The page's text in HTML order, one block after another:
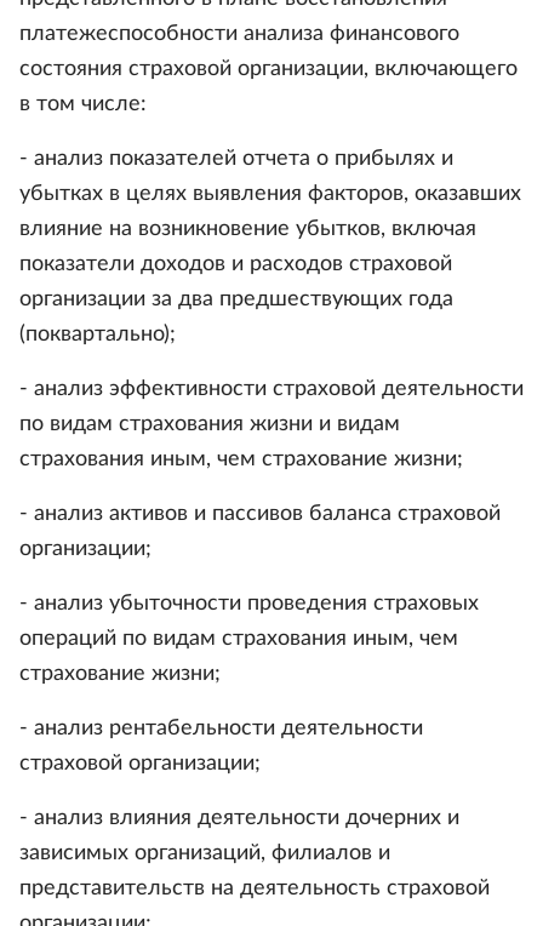
платежеспособности анализа финансового
состояния страховой организации, включающего
в том числе:
- анализ показателей отчета о прибылях и
убытках в целях выявления факторов, оказавших
влияние на возникновение убытков, включая
показатели доходов и расходов страховой
организации за два предшествующих года
(поквартально);
- анализ эффективности страховой деятельности
по видам страхования жизни и видам
страхования иным, чем страхование жизни;
- анализ активов и пассивов баланса страховой
организации;
- анализ убыточности проведения страховых
операций по видам страхования иным, чем
страхование жизни;
- анализ рентабельности деятельности
страховой организации;
- анализ влияния деятельности дочерних и
зависимых организаций, филиалов и
представительств на деятельность страховой